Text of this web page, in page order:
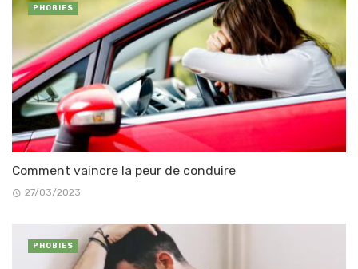
Comment vaincre la peur de conduire
27/03/2023
PHOBIES
PHOBIES